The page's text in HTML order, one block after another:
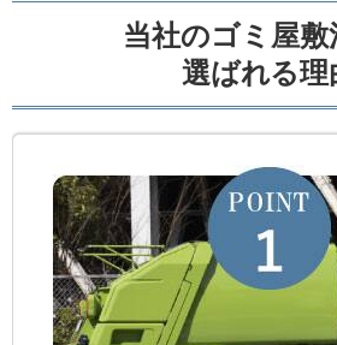
当社のゴミ屋敷
選ばれる理